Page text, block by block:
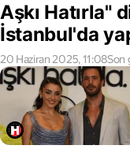
Aşkı Hatırla"
İstanbul'da
20 Haziran 2025, 11:08Son